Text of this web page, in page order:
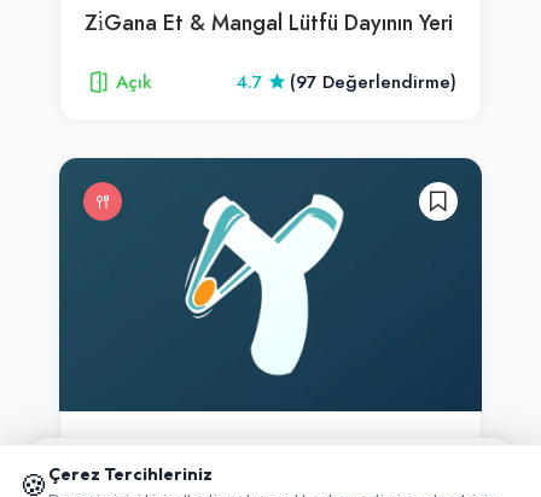
Zi̇Gana Et & Mangal Lütfü Dayının Yeri
Açık 4.7 (97 Değerlendirme)
Bayramefendi Osmanlı Kahvecisi
🍪 Çerez Tercihleriniz
📱 Mobil uygulamamızı keşfedin!